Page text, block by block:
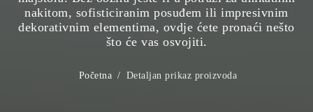
nakitom, sofisticiranim posuđem ili impresivnim
dekorativnim elementima, ovdje ćete pronaći nešto
što će vas osvojiti.
Početna Detaljan prikaz proizvoda